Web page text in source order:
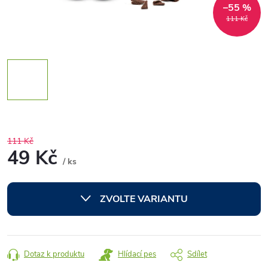
111 Kč
–55 %
111 Kč
49 Kč / ks
cena:
ZVOLTE VARIANTU
Dotaz k produktu Hlídací pes Sdílet